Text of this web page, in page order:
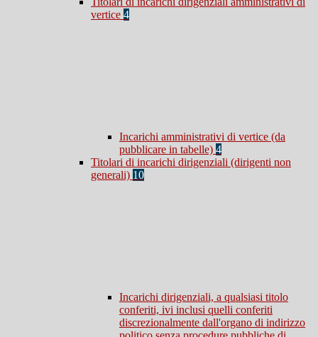
vertice 4
Incarichi amministrativi di vertice (da
pubblicare in tabelle) 4
Titolari di incarichi dirigenziali (dirigenti non
generali) 10
Incarichi dirigenziali, a qualsiasi titolo
conferiti, ivi inclusi quelli conferiti
discrezionalmente dall'organo di indirizzo